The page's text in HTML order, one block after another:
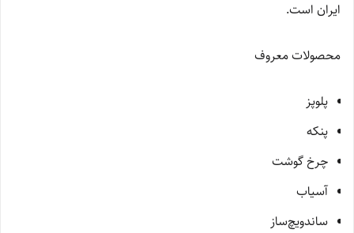
ایران است.
محصولات معروف
پلوپز
پنکه
چرخ گوشت
آسیاب
ساندویچ‌ساز